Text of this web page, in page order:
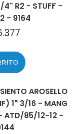
4" R2 - STUFF -
- 9164
AROSELLO
1" 3/16 - MANG
ATD/85/12-12 -